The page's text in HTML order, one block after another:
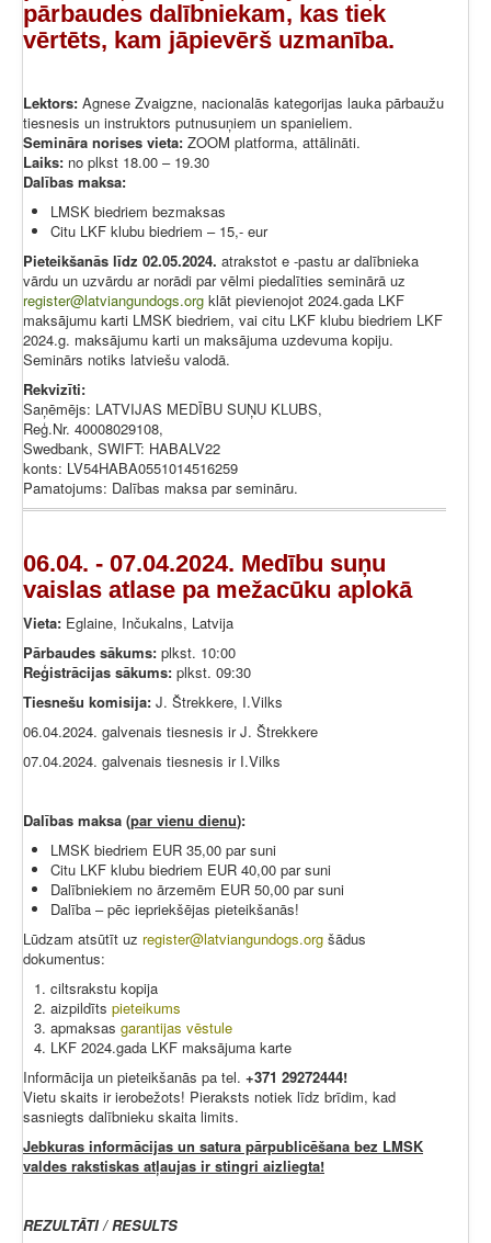
pārbaudes dalībniekam, kas tiek
vērtēts, kam jāpievērš uzmanība.
Lektors: Agnese Zvaigzne, nacionalās kategorijas lauka pārbaužu
tiesnesis un instruktors putnusuņiem un spanieliem.
Semināra norises vieta: ZOOM platforma, attālināti.
Laiks: no plkst 18.00 – 19.30
Dalības maksa:
LMSK biedriem bezmaksas
Citu LKF klubu biedriem – 15,- eur
Pieteikšanās līdz 02.05.2024. atrakstot e -pastu ar dalībnieka
vārdu un uzvārdu ar norādi par vēlmi piedalīties seminārā uz
register@latviangundogs.org klāt pievienojot 2024.gada LKF
maksājumu karti LMSK biedriem, vai citu LKF klubu biedriem LKF
2024.g. maksājumu karti un maksājuma uzdevuma kopiju.
Seminārs notiks latviešu valodā.
Rekvizīti:
Saņēmējs: LATVIJAS MEDĪBU SUŅU KLUBS,
Reģ.Nr. 40008029108,
Swedbank, SWIFT: HABALV22
konts: LV54HABA0551014516259
Pamatojums: Dalības maksa par semināru.
06.04. - 07.04.2024. Medību suņu
vaislas atlase pa mežacūku aplokā
Vieta: Eglaine, Inčukalns, Latvija
Pārbaudes sākums: plkst. 10:00
Reģistrācijas sākums: plkst. 09:30
Tiesnešu komisija: J. Štrekkere, I.Vilks
06.04.2024. galvenais tiesnesis ir J. Štrekkere
07.04.2024. galvenais tiesnesis ir I.Vilks
Dalības maksa (par vienu dienu):
LMSK biedriem EUR 35,00 par suni
Citu LKF klubu biedriem EUR 40,00 par suni
Dalībniekiem no ārzemēm EUR 50,00 par suni
Dalība – pēc iepriekšējas pieteikšanās!
Lūdzam atsūtīt uz register@latviangundogs.org šādus
dokumentus:
ciltsrakstu kopija
aizpildīts pieteikums
apmaksas garantijas vēstule
LKF 2024.gada LKF maksājuma karte
Informācija un pieteikšanās pa tel. +371 29272444!
Vietu skaits ir ierobežots! Pieraksts notiek līdz brīdim, kad
sasniegts dalībnieku skaita limits.
Jebkuras informācijas un satura pārpublicēšana bez LMSK
valdes rakstiskas atļaujas ir stingri aizliegta!
REZULTĀTI / RESULTS